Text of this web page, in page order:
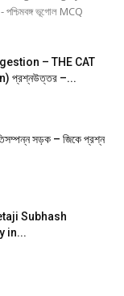
ভূগোল MCQ
– THE CAT
প্রশ্নউত্তর –...
সড়ক – জিকে প্রশ্ন
Netaji Subhash
in...